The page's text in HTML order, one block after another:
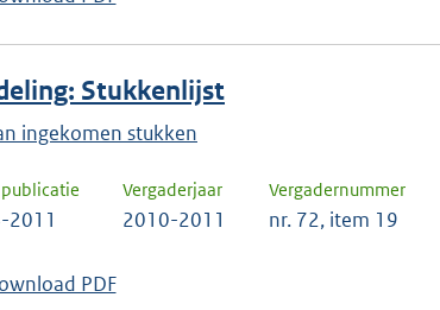
Stukkenlijst
ingekomen stukken
2011
Vergaderjaar
2010-2011
Vergadernummer
nr. 72, item 19
PDF